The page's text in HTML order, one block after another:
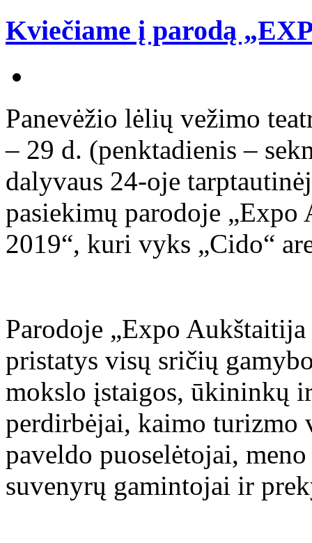
Kviečiame į parodą
Panevėžio lėlių vežimo
– 29 d. (penktadienis –
dalyvaus 24-oje
pasiekimų parodoje „Expo
2019“, kuri vyks „Cido“
Parodoje „Expo
pristatys visų sričių
mokslo įstaigos, ūkininkų
perdirbėjai, kaimo turizmo
paveldo puoselėtojai,
suvenyrų gamintojai ir